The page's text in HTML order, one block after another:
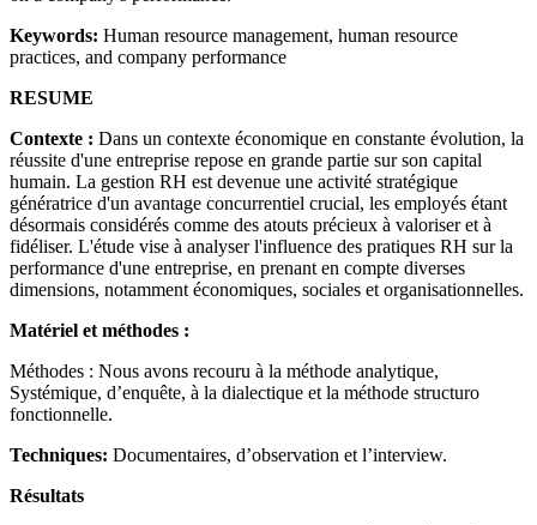
Keywords: Human resource management, human resource
practices, and company performance
RESUME
Contexte : Dans un contexte économique en constante évolution, la
réussite d'une entreprise repose en grande partie sur son capital
humain. La gestion RH est devenue une activité stratégique
génératrice d'un avantage concurrentiel crucial, les employés étant
désormais considérés comme des atouts précieux à valoriser et à
fidéliser. L'étude vise à analyser l'influence des pratiques RH sur la
performance d'une entreprise, en prenant en compte diverses
dimensions, notamment économiques, sociales et organisationnelles.
Matériel et méthodes :
Méthodes : Nous avons recouru à la méthode analytique,
Systémique, d’enquête, à la dialectique et la méthode structuro
fonctionnelle.
Techniques: Documentaires, d’observation et l’interview.
Résultats